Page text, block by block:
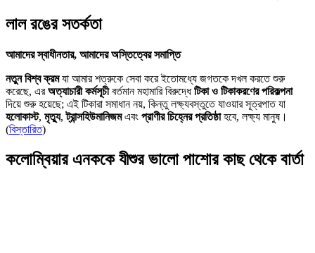
লাল রঙের সতর্কতা
আমাদের স্বাধীনতার, আমাদের অস্তিত্বের সমাপ্তি
নতুন বিশ্ব ক্রমযা আমার শত্রুকে সেবা করে ইতোমধ্যে জগতকে দখল করতে শুরু
করেছে, এরঅত্যাচারী কর্মসূচীবর্তমান মহামারি বিরুদ্ধেটিকা ও টিকাকরণের পরিকল্পনা
দিয়ে শুরু হয়েছে; এই টিকারা সমাধান নয়, কিন্তু লক্ষ্যবস্তুতে যাওয়ার সূত্রপাত যা
হলোকাস্ট, মৃত্যু,ট্রান্সহিউমানিজমএবং প্রাণীর চিহ্নের প্রতিষ্ঠাহবে, লক্ষ্য মানুষ।
(বিস্তারিত)
কলোম্বিয়ার এনককে যীশুর ভালো পাশোর কাছ থেকে বার্তা